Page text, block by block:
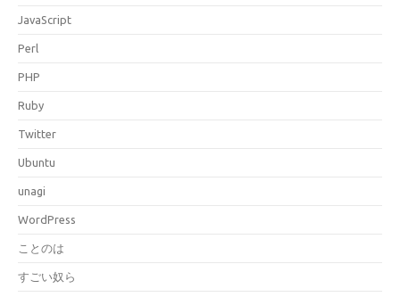
JavaScript
Perl
PHP
Ruby
Twitter
Ubuntu
unagi
WordPress
ことのは
すごい奴ら